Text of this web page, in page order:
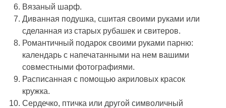
Вязаный шарф.
Диванная подушка, сшитая своими руками или
сделанная из старых рубашек и свитеров.
Романтичный подарок своими руками парню:
календарь с напечатанными на нем вашими
совместными фотографиями.
Расписанная с помощью акриловых красок
кружка.
Сердечко, птичка или другой символичный